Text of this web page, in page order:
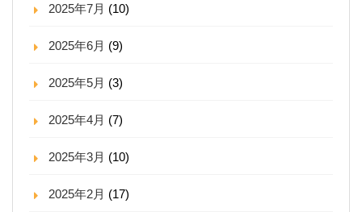
2025年7月 (10)
2025年6月 (9)
2025年5月 (3)
2025年4月 (7)
2025年3月 (10)
2025年2月 (17)